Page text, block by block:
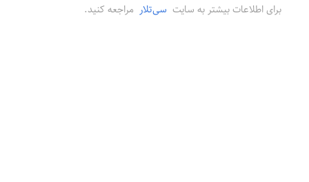
برای اطلاعات بیشتر به سایت سی‌تلار مراجعه کنید.